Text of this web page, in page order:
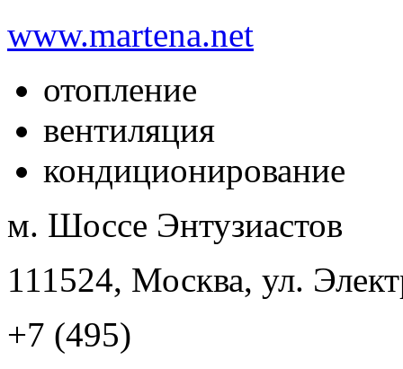
www.martena.net
отопление
вентиляция
кондиционирование
м. Шоссе Энтузиастов
111524, Москва, ул.
+7 (495)